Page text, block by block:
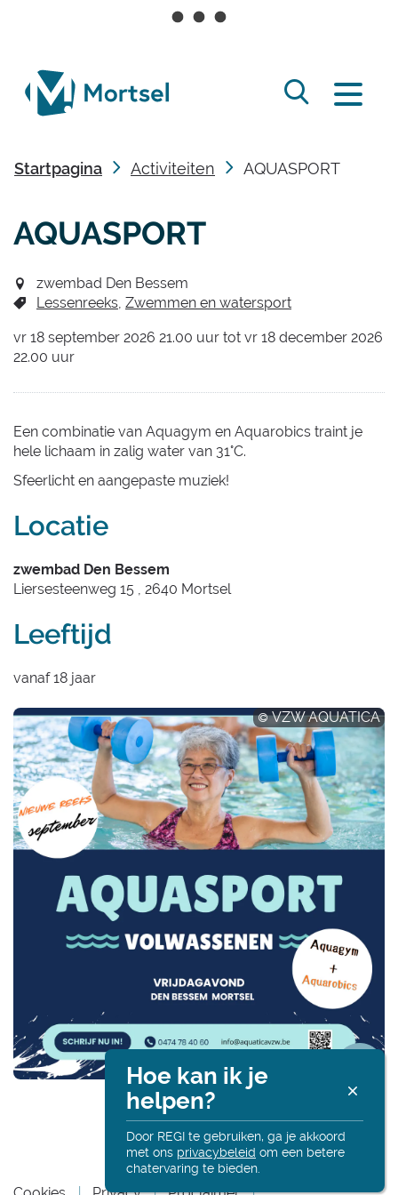
lokaal
bestuur
Mortsel
/
Startpagina Activiteiten AQUASPORT
AQUASPORT
zwembad Den Bessem
Lessenreeks Zwemmen en watersport
vr 18 september 2026 21.00 uur tot vr 18 december 2026
22.00 uur
Een combinatie van Aquagym en Aquarobics traint je
hele lichaam in zalig water van 31°C.
Sfeerlicht en aangepaste muziek!
Locatie
zwembad Den Bessem
Liersesteenweg 15 , 2640 Mortsel
Leeftijd
vanaf 18 jaar
VZW AQUATICA
Deel
Hoe kan ik je
helpen?
Door REGI te gebruiken, ga je akkoord
met ons privacybeleid om een betere
chatervaring te bieden.